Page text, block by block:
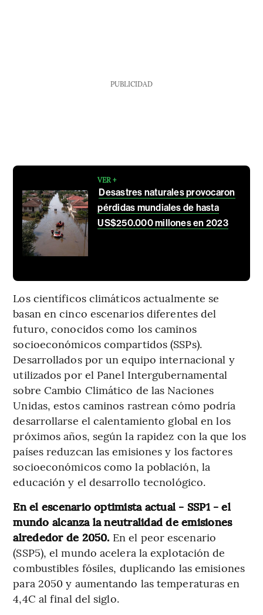
PUBLICIDAD
VER +
Desastres naturales provocaron
pérdidas mundiales de hasta
US$250.000 millones en 2023
Los científicos climáticos actualmente se
basan en cinco escenarios diferentes del
futuro, conocidos como los caminos
socioeconómicos compartidos (SSPs).
Desarrollados por un equipo internacional y
utilizados por el Panel Intergubernamental
sobre Cambio Climático de las Naciones
Unidas, estos caminos rastrean cómo podría
desarrollarse el calentamiento global en los
próximos años, según la rapidez con la que los
países reduzcan las emisiones y los factores
socioeconómicos como la población, la
educación y el desarrollo tecnológico.
En el escenario optimista actual - SSP1 - el
mundo alcanza la neutralidad de emisiones
alrededor de 2050. En el peor escenario
(SSP5), el mundo acelera la explotación de
combustibles fósiles, duplicando las emisiones
para 2050 y aumentando las temperaturas en
4,4C al final del siglo.